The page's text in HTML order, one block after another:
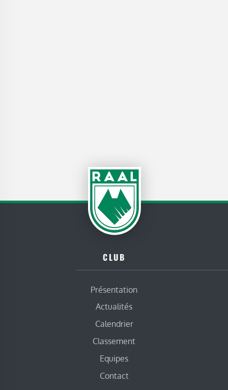
CLUB
Présentation
Actualités
Calendrier
Classement
Equipes
Contact